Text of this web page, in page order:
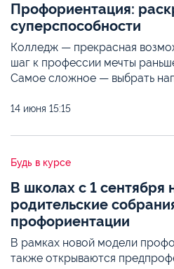
Профориентация:
суперспособности
Колледж — прекрасная
шаг к профессии мечты
Самое сложное — выбрать
14 июня 15:15
Будь в курсе
В школах с 1 сентября
родительские
профориентации
В рамках новой модели
также открываются